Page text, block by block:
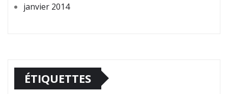
janvier 2014
ÉTIQUETTES